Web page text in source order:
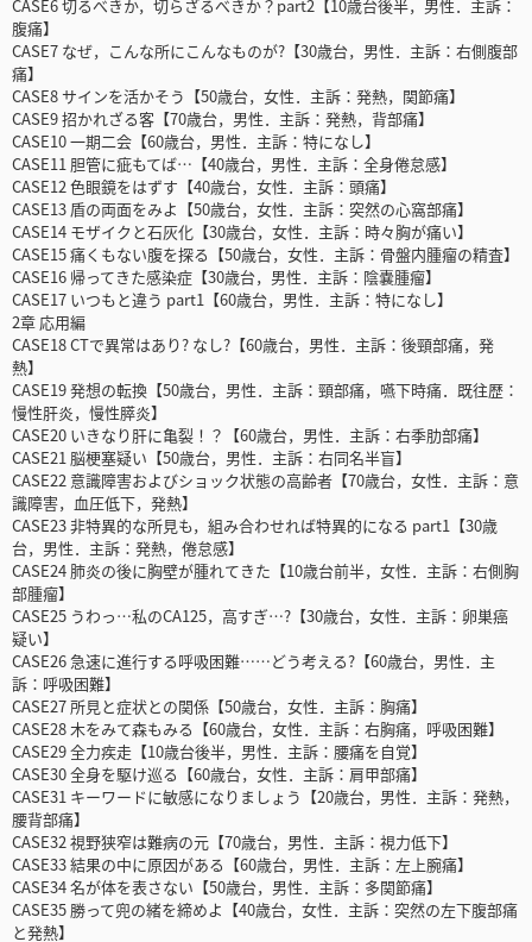
CASE6 切るべきか，切らざるべきか？part2【10歳台後半，男性．主訴：
腹痛】
CASE7 なぜ，こんな所にこんなものが?【30歳台，男性．主訴：右側腹部
痛】
CASE8 サインを活かそう【50歳台，女性．主訴：発熱，関節痛】
CASE9 招かれざる客【70歳台，男性．主訴：発熱，背部痛】
CASE10 一期二会【60歳台，男性．主訴：特になし】
CASE11 胆管に疵もてば…【40歳台，男性．主訴：全身倦怠感】
CASE12 色眼鏡をはずす【40歳台，女性．主訴：頭痛】
CASE13 盾の両面をみよ【50歳台，女性．主訴：突然の心窩部痛】
CASE14 モザイクと石灰化【30歳台，女性．主訴：時々胸が痛い】
CASE15 痛くもない腹を探る【50歳台，女性．主訴：骨盤内腫瘤の精査】
CASE16 帰ってきた感染症【30歳台，男性．主訴：陰嚢腫瘤】
CASE17 いつもと違う part1【60歳台，男性．主訴：特になし】
2章 応用編
CASE18 CTで異常はあり? なし?【60歳台，男性．主訴：後頸部痛，発
熱】
CASE19 発想の転換【50歳台，男性．主訴：頸部痛，嚥下時痛．既往歴：
慢性肝炎，慢性膵炎】
CASE20 いきなり肝に亀裂！？【60歳台，男性．主訴：右季肋部痛】
CASE21 脳梗塞疑い【50歳台，男性．主訴：右同名半盲】
CASE22 意識障害およびショック状態の高齢者【70歳台，女性．主訴：意
識障害，血圧低下，発熱】
CASE23 非特異的な所見も，組み合わせれば特異的になる part1【30歳
台，男性．主訴：発熱，倦怠感】
CASE24 肺炎の後に胸壁が腫れてきた【10歳台前半，女性．主訴：右側胸
部腫瘤】
CASE25 うわっ…私のCA125，高すぎ…?【30歳台，女性．主訴：卵巣癌
疑い】
CASE26 急速に進行する呼吸困難……どう考える?【60歳台，男性．主
訴：呼吸困難】
CASE27 所見と症状との関係【50歳台，女性．主訴：胸痛】
CASE28 木をみて森もみる【60歳台，女性．主訴：右胸痛，呼吸困難】
CASE29 全力疾走【10歳台後半，男性．主訴：腰痛を自覚】
CASE30 全身を駆け巡る【60歳台，女性．主訴：肩甲部痛】
CASE31 キーワードに敏感になりましょう【20歳台，男性．主訴：発熱，
腰背部痛】
CASE32 視野狭窄は難病の元【70歳台，男性．主訴：視力低下】
CASE33 結果の中に原因がある【60歳台，男性．主訴：左上腕痛】
CASE34 名が体を表さない【50歳台，男性．主訴：多関節痛】
CASE35 勝って兜の緒を締めよ【40歳台，女性．主訴：突然の左下腹部痛
と発熱】